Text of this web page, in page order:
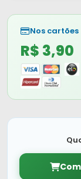
Nos cartões
R$ 3,90